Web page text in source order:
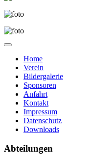
Home
Verein
Bildergalerie
Sponsoren
Anfahrt
Kontakt
Impressum
Datenschutz
Downloads
Abteilungen